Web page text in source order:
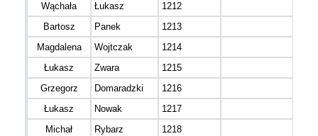
Wąchała
Łukasz 1212
Bartosz
Panek 1213
Magdalena
Wojtczak 1214
Łukasz
Zwara 1215
Grzegorz
Domaradzki 1216
Łukasz
Nowak 1217
Michał
Rybarz 1218